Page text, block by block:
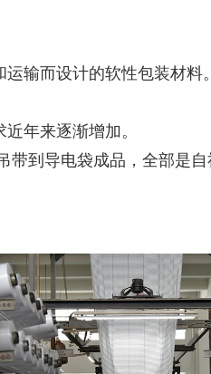
输而设计的软性包装材
年来逐渐增加。
到导电袋成品，全部是自